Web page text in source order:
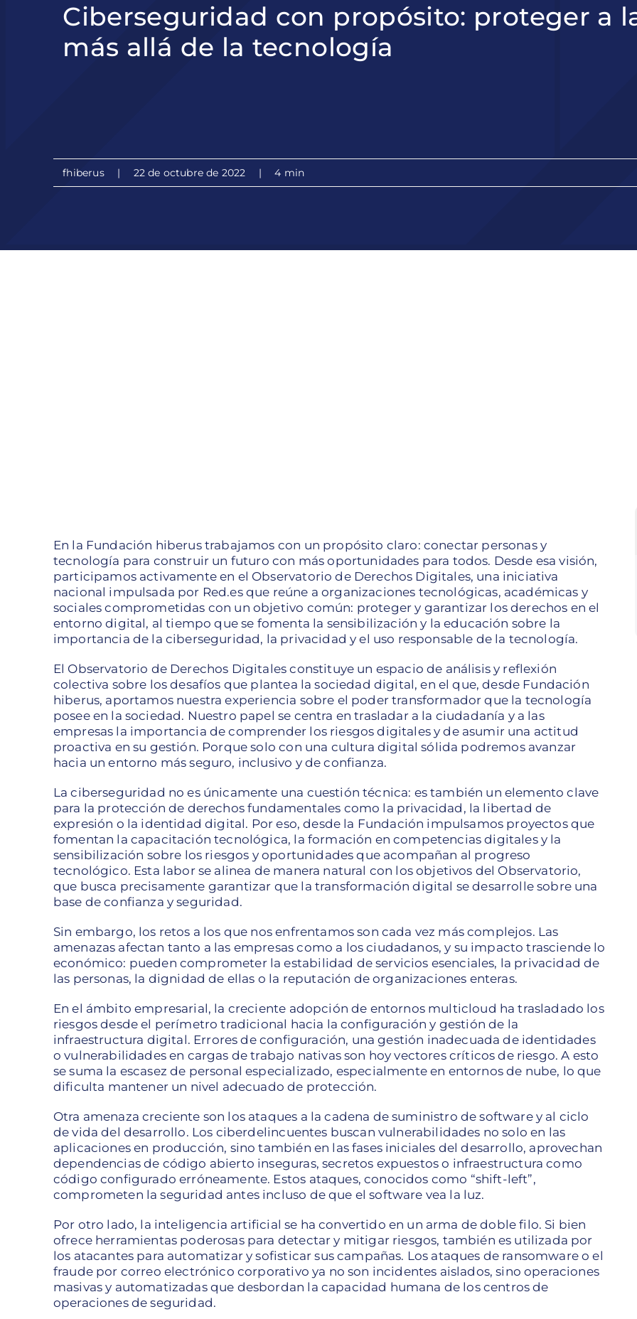
Ciberseguridad con propósito: proteger a
más allá de la tecnología
fhiberus | 22 de octubre de 2022 | 4 min
En la Fundación hiberus trabajamos con un propósito claro: conectar personas y
tecnología para construir un futuro con más oportunidades para todos. Desde esa visión,
participamos activamente en el Observatorio de Derechos Digitales, una iniciativa
nacional impulsada por Red.es que reúne a organizaciones tecnológicas, académicas y
sociales comprometidas con un objetivo común: proteger y garantizar los derechos en el
entorno digital, al tiempo que se fomenta la sensibilización y la educación sobre la
importancia de la ciberseguridad, la privacidad y el uso responsable de la tecnología.
El Observatorio de Derechos Digitales constituye un espacio de análisis y reflexión
colectiva sobre los desafíos que plantea la sociedad digital, en el que, desde Fundación
hiberus, aportamos nuestra experiencia sobre el poder transformador que la tecnología
posee en la sociedad. Nuestro papel se centra en trasladar a la ciudadanía y a las
empresas la importancia de comprender los riesgos digitales y de asumir una actitud
proactiva en su gestión. Porque solo con una cultura digital sólida podremos avanzar
hacia un entorno más seguro, inclusivo y de confianza.
La ciberseguridad no es únicamente una cuestión técnica: es también un elemento clave
para la protección de derechos fundamentales como la privacidad, la libertad de
expresión o la identidad digital. Por eso, desde la Fundación impulsamos proyectos que
fomentan la capacitación tecnológica, la formación en competencias digitales y la
sensibilización sobre los riesgos y oportunidades que acompañan al progreso
tecnológico. Esta labor se alinea de manera natural con los objetivos del Observatorio,
que busca precisamente garantizar que la transformación digital se desarrolle sobre una
base de confianza y seguridad.
Sin embargo, los retos a los que nos enfrentamos son cada vez más complejos. Las
amenazas afectan tanto a las empresas como a los ciudadanos, y su impacto trasciende lo
económico: pueden comprometer la estabilidad de servicios esenciales, la privacidad de
las personas, la dignidad de ellas o la reputación de organizaciones enteras.
En el ámbito empresarial, la creciente adopción de entornos multicloud ha trasladado los
riesgos desde el perímetro tradicional hacia la configuración y gestión de la
infraestructura digital. Errores de configuración, una gestión inadecuada de identidades
o vulnerabilidades en cargas de trabajo nativas son hoy vectores críticos de riesgo. A esto
se suma la escasez de personal especializado, especialmente en entornos de nube, lo que
dificulta mantener un nivel adecuado de protección.
Otra amenaza creciente son los ataques a la cadena de suministro de software y al ciclo
de vida del desarrollo. Los ciberdelincuentes buscan vulnerabilidades no solo en las
aplicaciones en producción, sino también en las fases iniciales del desarrollo, aprovechan
dependencias de código abierto inseguras, secretos expuestos o infraestructura como
código configurado erróneamente. Estos ataques, conocidos como “shift-left”,
comprometen la seguridad antes incluso de que el software vea la luz.
Por otro lado, la inteligencia artificial se ha convertido en un arma de doble filo. Si bien
ofrece herramientas poderosas para detectar y mitigar riesgos, también es utilizada por
los atacantes para automatizar y sofisticar sus campañas. Los ataques de ransomware o el
fraude por correo electrónico corporativo ya no son incidentes aislados, sino operaciones
masivas y automatizadas que desbordan la capacidad humana de los centros de
operaciones de seguridad.